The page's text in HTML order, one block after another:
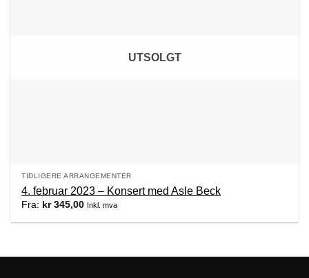
UTSOLGT
TIDLIGERE ARRANGEMENTER
4. februar 2023 – Konsert med Asle Beck
Fra: kr345,00 Inkl. mva